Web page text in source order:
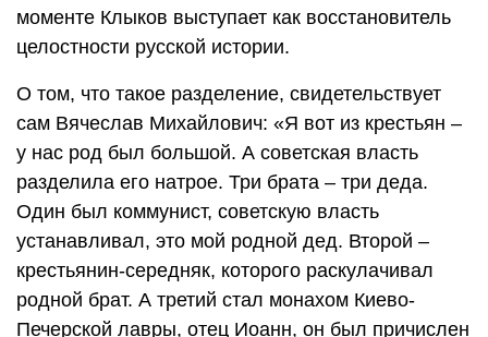
моменте Клыков выступает как восстановитель
целостности русской истории.
О том, что такое разделение, свидетельствует
сам Вячеслав Михайлович: «Я вот из крестьян –
у нас род был большой. А советская власть
разделила его натрое. Три брата – три деда.
Один был коммунист, советскую власть
устанавливал, это мой родной дед. Второй –
крестьянин-середняк, которого раскулачивал
родной брат. А третий стал монахом Киево-
Печерской лавры, отец Иоанн, он был причислен